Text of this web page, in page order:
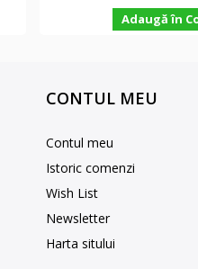
Adaugă în
CONTUL MEU
Contul meu
Istoric comenzi
Wish List
Newsletter
Harta sitului